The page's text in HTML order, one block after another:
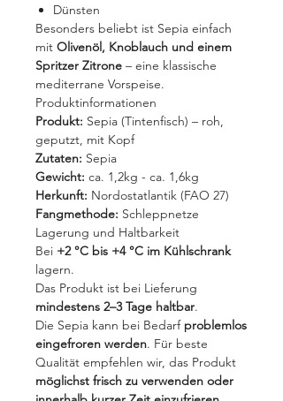
Dünsten
Besonders beliebt ist Sepia einfach
mit Olivenöl, Knoblauch und einem
Spritzer Zitrone – eine klassische
mediterrane Vorspeise.
Produktinformationen
Produkt: Sepia (Tintenfisch) – roh,
geputzt, mit Kopf
Zutaten: Sepia
Gewicht: ca. 1,2kg - ca. 1,6kg
Herkunft: Nordostatlantik (FAO 27)
Fangmethode: Schleppnetze
Lagerung und Haltbarkeit
Bei +2 °C bis +4 °C im Kühlschrank
lagern.
Das Produkt ist bei Lieferung
mindestens 2–3 Tage haltbar.
Die Sepia kann bei Bedarf problemlos
eingefroren werden. Für beste
Qualität empfehlen wir, das Produkt
möglichst frisch zu verwenden oder